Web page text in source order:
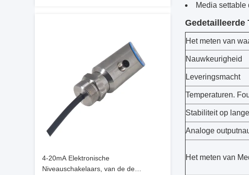
4-20mA Elektronische
Niveauschakelaars, van de de
Media settable
Gedetailleerde
Het meten van
Nauwkeurigheid
Leveringsmacht
Temperaturen.
Stabiliteit op
Analoge
Het meten van